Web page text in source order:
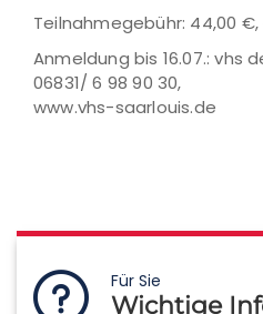
Teilnahmegebühr: 44,00
Anmeldung bis 16.07.: vhs
06831/ 6 98 90 30,
www.vhs-saarlouis.de
Für Sie
Wichtige